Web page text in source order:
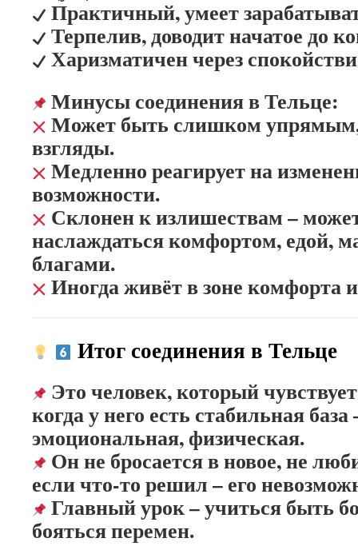
Практичный, умеет
Терпелив, доводит начатое до
Харизматичен через
Минусы соединения в Тельце:
Может быть слишком
взгляды.
Медленно реагирует на
возможности.
Склонен к излишествам –
наслаждаться комфортом, едой,
благами.
Иногда живёт в зоне комфорта
Итог соединения в Тельце
Это человек, который
когда у него есть стабильная
эмоциональная, физическая.
Он не бросается в новое, не
если что-то решил – его
Главный урок – учиться быть
бояться перемен.